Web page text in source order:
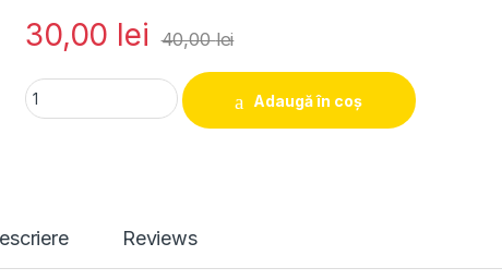
30,00 lei 40,00lei
Decorațiune lemn personalizată " Crăciun 4" quantity
Adaugă în coș
Reviews